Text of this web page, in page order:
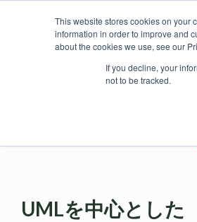
This website stores cookies on your
information in order to improve and
about the cookies we use, see our
If you decline, your
not to be tracked.
UMLを中心とした